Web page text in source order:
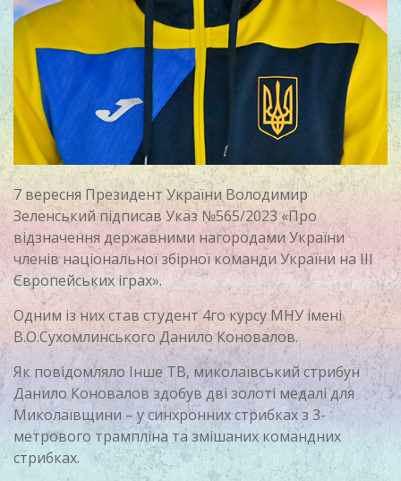
7 вересня Президент України Володимир
Зеленський підписав Указ №565/2023 «Про
відзначення державними нагородами України
членів національної збірної команди України на ІІІ
Європейських іграх».
Одним із них став студент 4го курсу МНУ імені
В.О.Сухомлинського Данило Коновалов.
Як повідомляло Інше ТВ, миколаївський стрибун
Данило Коновалов здобув дві золоті медалі для
Миколаївщини – у синхронних стрибках з 3-
метрового трампліна та змішаних командних
стрибках.